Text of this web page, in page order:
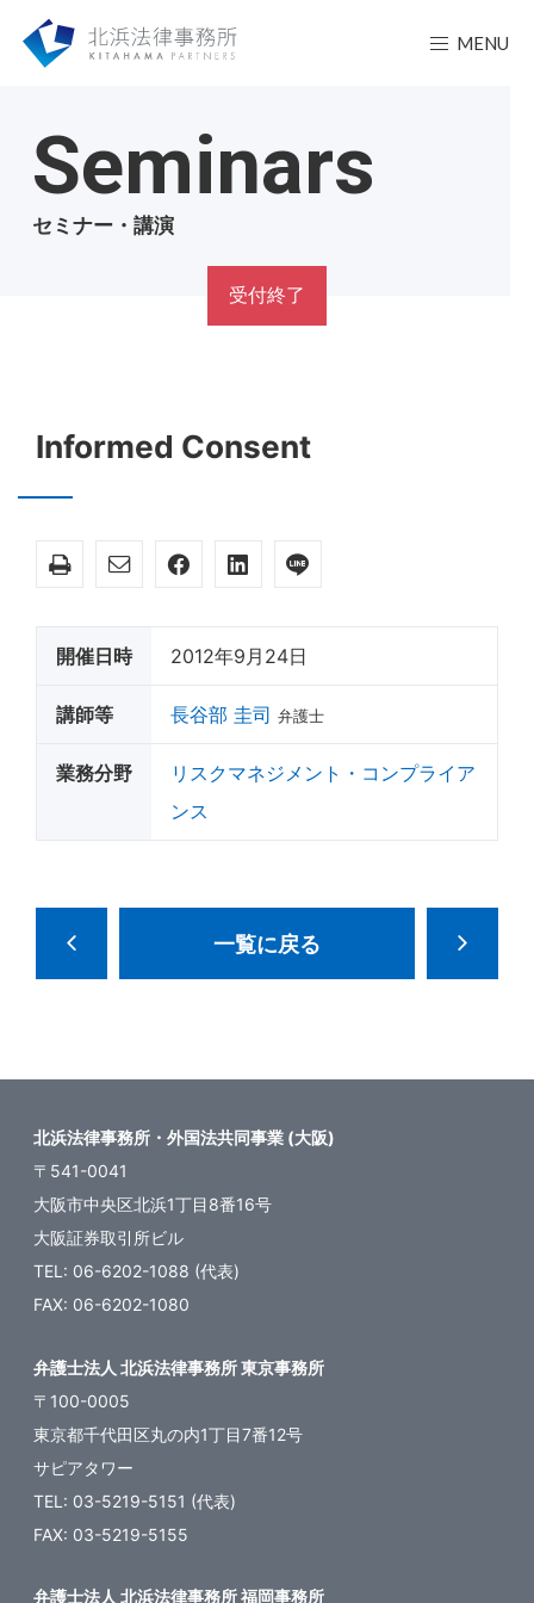
MENU
Seminars
セミナー・講演
受付終了
Informed Consent
開催日時 2012年9月24日
講師等 長谷部 圭司 弁護士
業務分野
リスクマネジメント・コンプライア
ンス
一覧に戻る
北浜法律事務所・外国法共同事業 (大阪)
〒541-0041
大阪市中央区北浜1丁目8番16号
大阪証券取引所ビル
TEL: 06-6202-1088 (代表)
FAX: 06-6202-1080
弁護士法人 北浜法律事務所 東京事務所
〒100-0005
東京都千代田区丸の内1丁目7番12号
サピアタワー
TEL: 03-5219-5151 (代表)
FAX: 03-5219-5155
弁護士法人 北浜法律事務所 福岡事務所